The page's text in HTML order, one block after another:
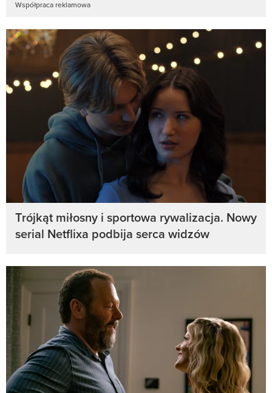
Współpraca reklamowa
Trójkąt miłosny i sportowa rywalizacja. Nowy
serial Netflixa podbija serca widzów